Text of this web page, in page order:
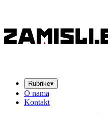
Rubrike▾
O nama
Kontakt